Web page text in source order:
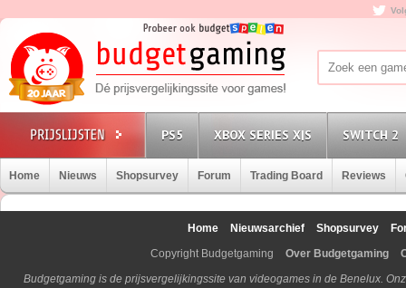
PS5 XBOX SERIES X|S SWITCH 2
Home Nieuws Shopsurvey Forum Trading Board Reviews
Home Nieuwsarchief Shopsurvey
Copyright Budgetgaming
Over Budgetgaming
Budgetgaming is de prijsvergelijkingssite van videogames in de Benelux.